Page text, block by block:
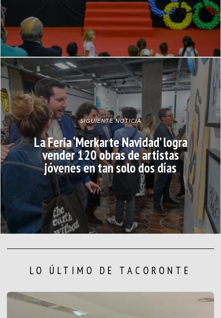
SIGUIENTE NOTICIA
La Feria ‘Merkarte Navidad’ logra
vender 120 obras de artistas
jóvenes en tan solo dos días
LO ÚLTIMO DE TACORONTE